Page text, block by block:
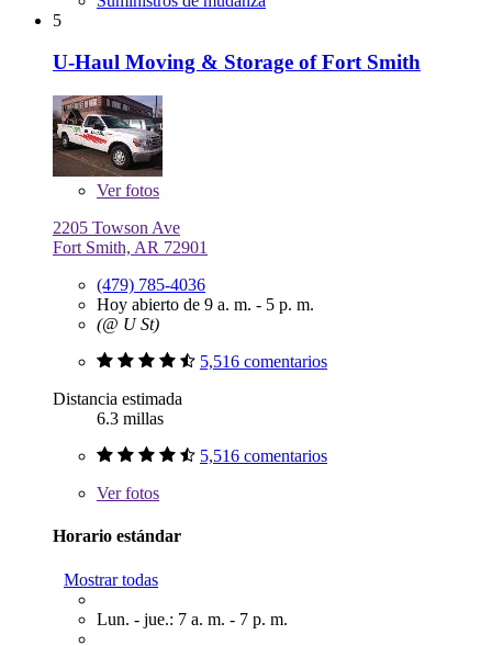
5
U-Haul Moving & Storage of Fort Smith
Verfotos
2205 Towson Ave
Fort Smith, AR 72901
(479) 785-4036
Hoy abierto de 9 a. m. - 5 p. m.
(@ U St)
5,516 comentarios
Distancia estimada
6.3 millas
5,516 comentarios
Verfotos
Horario estándar
Mostrar todas
Lun. - jue.: 7 a. m. - 7 p. m.